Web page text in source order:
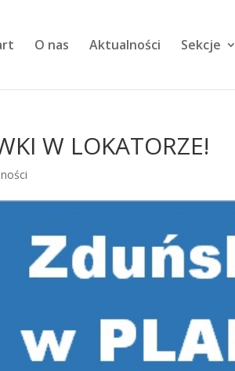
O nas Aktualności Sekcje
W LOKATORZE!